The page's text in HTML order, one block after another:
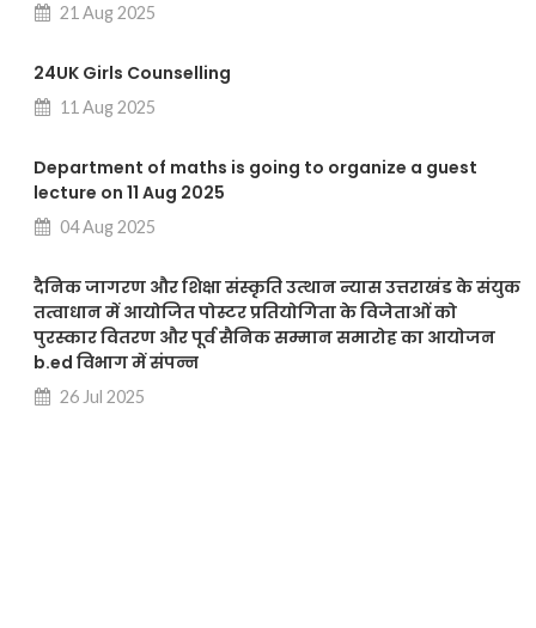
21 Aug 2025
24UK Girls Counselling
11 Aug 2025
Department of maths is going to organize a guest
lecture on 11 Aug 2025
04 Aug 2025
दैनिक जागरण और शिक्षा संस्कृति उत्थान न्यास उत्तराखंड के संयुक
तत्वाधान में आयोजित पोस्टर प्रतियोगिता के विजेताओं को
पुरस्कार वितरण और पूर्व सैनिक सम्मान समारोह का आयोजन
b.ed विभाग में संपन्न
26 Jul 2025